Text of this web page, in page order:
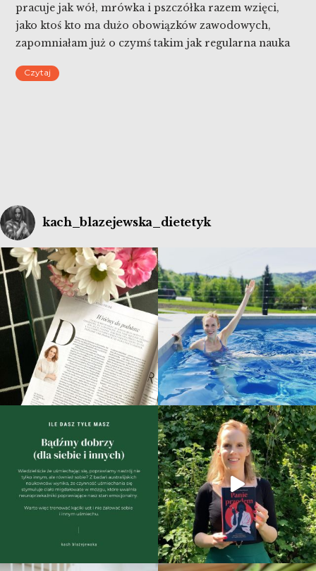
pracuje jak wół, mrówka i pszczółka razem wzięci,
jako ktoś kto ma dużo obowiązków zawodowych,
zapomniałam już o czymś takim jak regularna nauka
kalendarz do reszty rodziny. Ale na skutek różnych
Czytaj
kach_blazejewska_dietetyk